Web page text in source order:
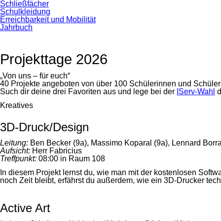
Schließfächer
Schulkleidung
Erreichbarkeit und Mobilität
Jahrbuch
Projekttage 2026
„Von uns – für euch“
40 Projekte angeboten von über 100 Schülerinnen und
Such dir deine drei Favoriten aus und lege bei der IServ-Wahl
Kreatives
3D-Druck/Design
Leitung: Ben Becker (9a), Massimo Koparal (9a), Lennard
Aufsicht: Herr Fabricius
Treffpunkt: 08:00 in Raum 108
In diesem Projekt lernst du, wie man mit der kostenlosen
noch Zeit bleibt, erfährst du außerdem, wie ein 3D-Drucker
Active Art